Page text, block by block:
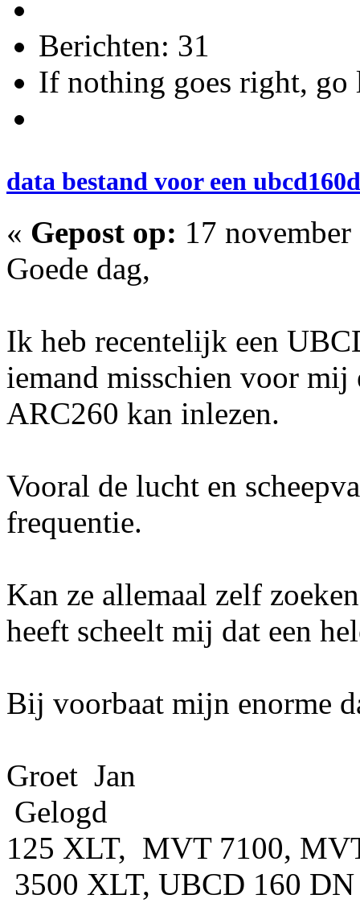
Berichten: 31
If nothing goes right, go
data bestand voor een
« Gepost op: 17
Goede dag,
Ik heb recentelijk een
iemand misschien voor mij
ARC260 kan inlezen.
Vooral de lucht en
frequentie.
Kan ze allemaal zelf
heeft scheelt mij dat een
Bij voorbaat mijn enorme
Groet Jan
Gelogd
125 XLT, MVT 7100,
3500 XLT, UBCD 160 DN